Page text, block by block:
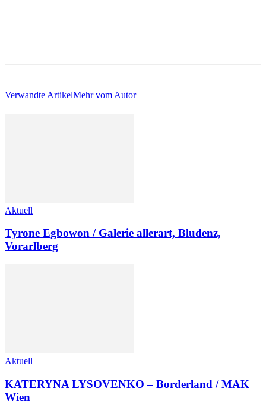
Verwandte ArtikelMehr vom Autor
Aktuell
Tyrone Egbowon / Galerie allerart, Bludenz,
Vorarlberg
Aktuell
KATERYNA LYSOVENKO – Borderland / MAK
Wien